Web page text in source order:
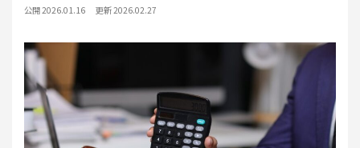
公開 2026.01.16 更新 2026.02.27